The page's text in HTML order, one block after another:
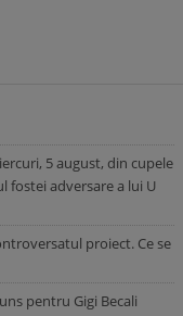
5 august, din cupele
fostei adversare a lui U
proiect. Ce se
pentru Gigi Becali